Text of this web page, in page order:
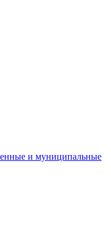
и муниципальные